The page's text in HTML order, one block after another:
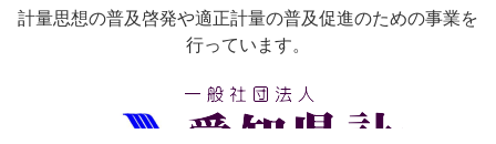
計量思想の普及啓発や適正計量の普及促進のための事業を
行っています。